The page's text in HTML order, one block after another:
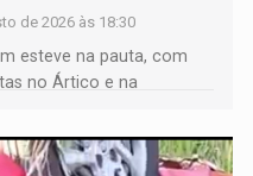
de 2026 às 18:30
esteve na pauta, com
no Ártico e na